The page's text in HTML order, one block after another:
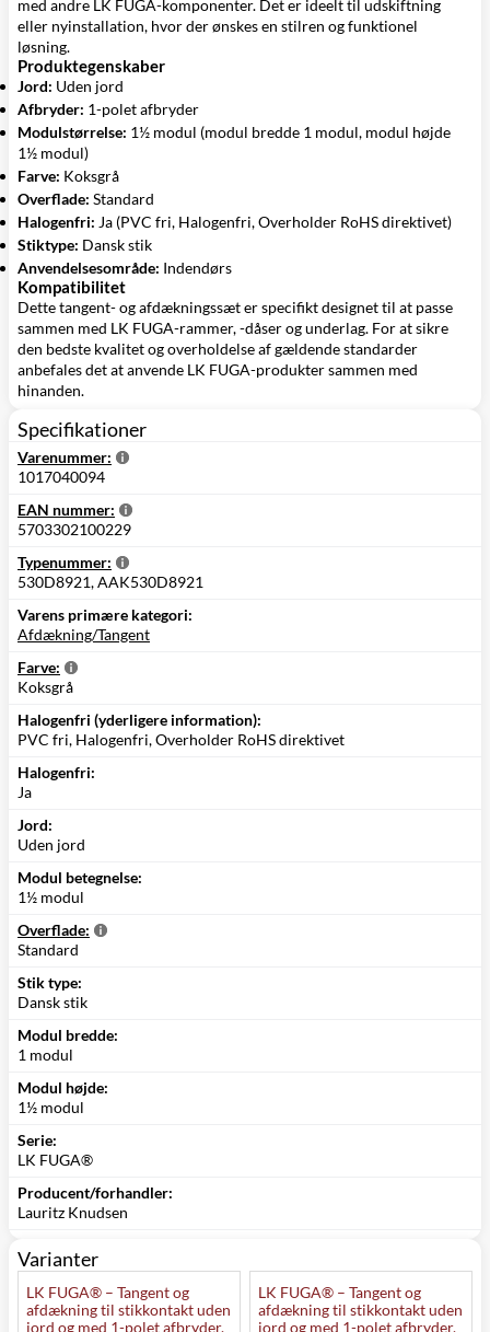
med andre LK FUGA-komponenter. Det er ideelt til udskiftning
eller nyinstallation, hvor der ønskes en stilren og funktionel
løsning.
Produktegenskaber
Jord: Uden jord
Afbryder: 1-polet afbryder
Modulstørrelse: 1½ modul (modul bredde 1 modul, modul højde
1½ modul)
Farve: Koksgrå
Overflade: Standard
Halogenfri: Ja (PVC fri, Halogenfri, Overholder RoHS direktivet)
Stiktype: Dansk stik
Anvendelsesområde: Indendørs
Kompatibilitet
Dette tangent- og afdækningssæt er specifikt designet til at passe
sammen med LK FUGA-rammer, -dåser og underlag. For at sikre
den bedste kvalitet og overholdelse af gældende standarder
anbefales det at anvende LK FUGA-produkter sammen med
hinanden.
Specifikationer
Varenummer:
1017040094
EAN nummer:
5703302100229
Typenummer:
530D8921, AAK530D8921
Varens primære kategori:
Afdækning/Tangent
Farve:
Koksgrå
Halogenfri (yderligere information):
PVC fri, Halogenfri, Overholder RoHS direktivet
Halogenfri:
Ja
Jord:
Uden jord
Modul betegnelse:
1½ modul
Overflade:
Standard
Stik type:
Dansk stik
Modul bredde:
1 modul
Modul højde:
1½ modul
Serie:
LK FUGA®
Producent/forhandler:
Lauritz Knudsen
Varianter
LK FUGA® – Tangent og
afdækning til stikkontakt uden
jord og med 1-polet afbryder,
LK FUGA® – Tangent og
afdækning til stikkontakt uden
jord og med 1-polet afbryder,